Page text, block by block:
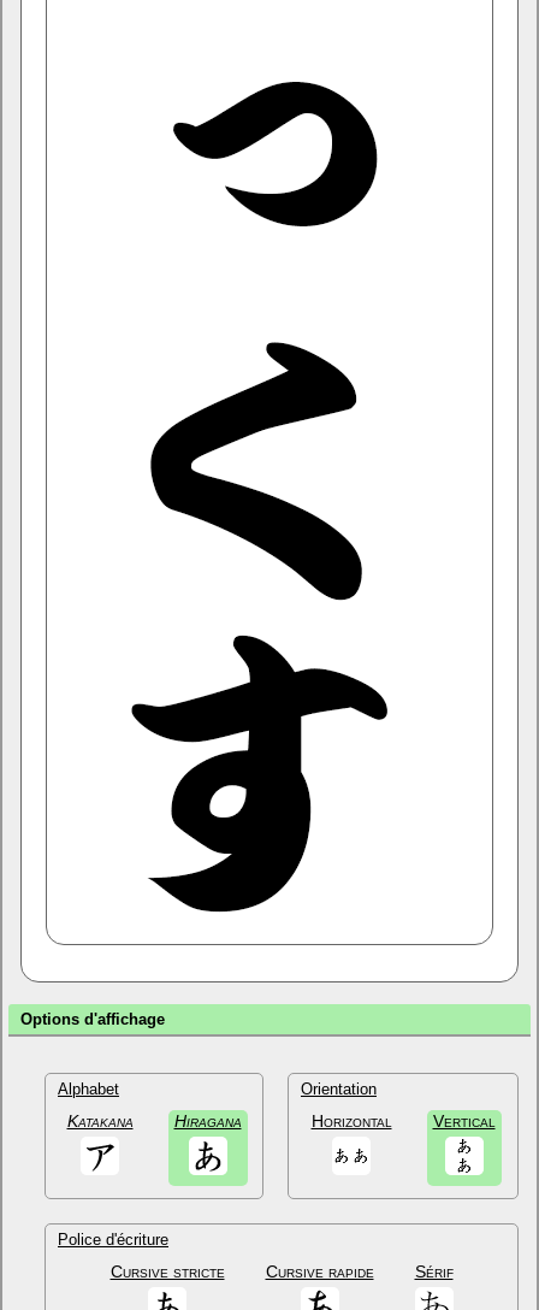
Options d'affichage
Alphabet
Katakana Hiragana
Orientation
Horizontal Vertical
Police d'écriture
Cursive stricte Cursive rapide Sérif